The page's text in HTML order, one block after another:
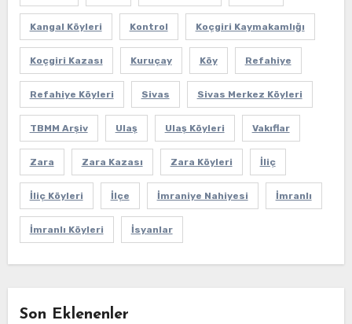
Kangal Köyleri Kontrol Koçgiri Kaymakamlığı
Koçgiri Kazası Kuruçay Köy Refahiye
Refahiye Köyleri Sivas Sivas Merkez Köyleri
TBMM Arşiv Ulaş Ulaş Köyleri Vakıflar
Zara Zara Kazası Zara Köyleri İliç
İliç Köyleri İlçe İmraniye Nahiyesi İmranlı
İmranlı Köyleri İsyanlar
Son Eklenenler